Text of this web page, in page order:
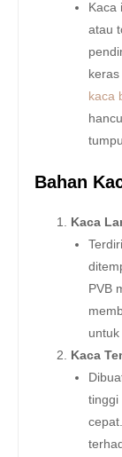
Kaca
atau
kaca
Bahan
Kaca
PVB
Kaca
tinggi